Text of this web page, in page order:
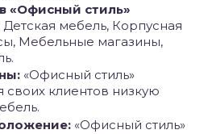
«Офисный стиль»
Детская мебель, Корпусная
Мебельные магазины,
«Офисный стиль»
своих клиентов низкую
«Офисный стиль»